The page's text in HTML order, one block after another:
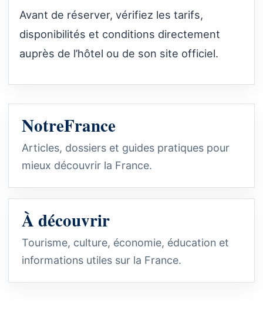
Avant de réserver, vérifiez les tarifs,
disponibilités et conditions directement
auprès de l’hôtel ou de son site officiel.
NotreFrance
Articles, dossiers et guides pratiques pour
mieux découvrir la France.
À découvrir
Tourisme, culture, économie, éducation et
informations utiles sur la France.